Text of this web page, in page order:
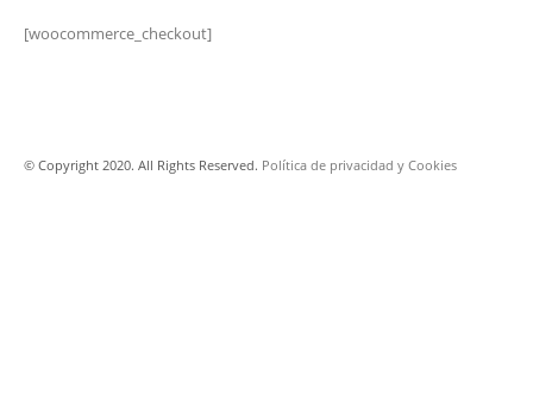
[woocommerce_checkout]
© Copyright 2020. All Rights Reserved. Política de privacidad y Cookies